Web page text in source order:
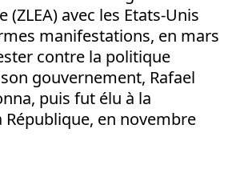
(ZLEA) avec les Etats-Unis
manifestations, en mars
contre la politique
gouvernement, Rafael
puis fut élu à la
République, en novembre